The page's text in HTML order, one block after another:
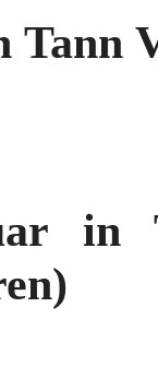
Tann
in